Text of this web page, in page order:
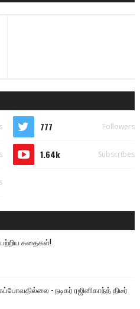
777 Followers
1.64k Subscribes
கதைகள்!
- நடிகர் ரஜினிகாந்த் திடீர்